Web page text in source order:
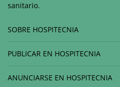
sanitario.
SOBRE HOSPITECNIA
PUBLICAR EN HOSPITECNIA
ANUNCIARSE EN HOSPITECNIA